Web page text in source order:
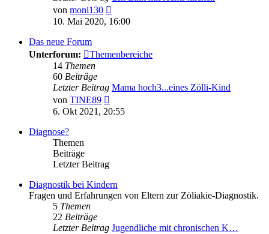
von moni130
Beitrag
10. Mai 2020, 16:00
Das neue Forum
Unterforum:
Themenbereiche
14 Themen
60 Beiträge
Letzter Beitrag Mama hoch3...eines Zölli-Kind
von TINE89
Beitrag
6. Okt 2021, 20:55
Diagnose?
Themen
Beiträge
Letzter Beitrag
Diagnostik bei Kindern
Fragen und Erfahrungen von Eltern zur Zöliakie-Diagnostik.
5 Themen
22 Beiträge
Letzter Beitrag Jugendliche mit chronischen K…